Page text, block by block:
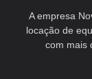
A empresa
locação de
com mais